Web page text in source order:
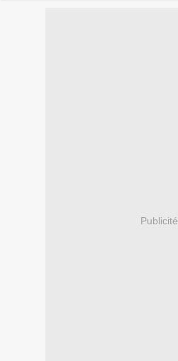
Publicité